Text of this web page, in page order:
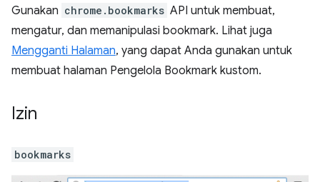
Gunakan chrome.bookmarks API untuk membuat,
mengatur, dan memanipulasi bookmark. Lihat juga
Mengganti Halaman, yang dapat Anda gunakan untuk
membuat halaman Pengelola Bookmark kustom.
Izin
bookmarks